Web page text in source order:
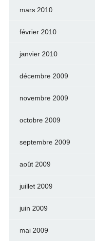
mars 2010
février 2010
janvier 2010
décembre 2009
novembre 2009
octobre 2009
septembre 2009
août 2009
juillet 2009
juin 2009
mai 2009